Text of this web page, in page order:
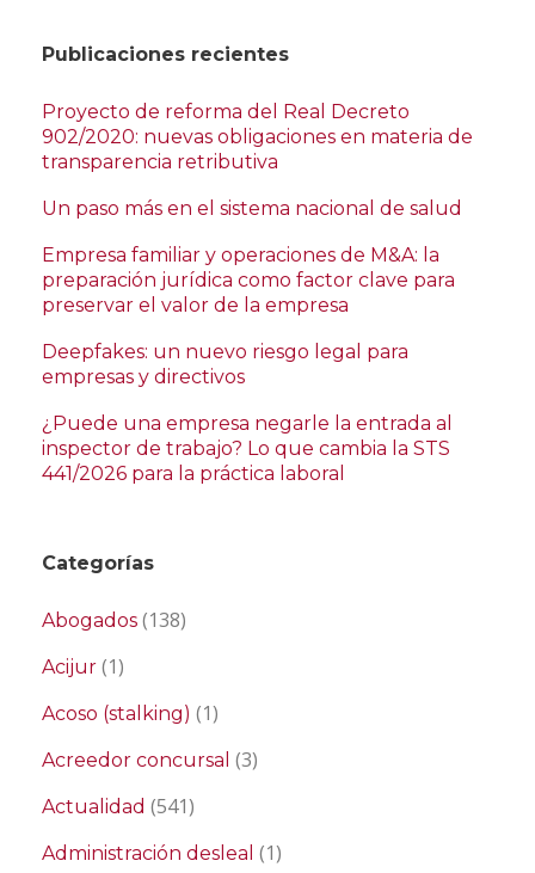
Publicaciones recientes
Proyecto de reforma del Real Decreto
902/2020: nuevas obligaciones en materia de
transparencia retributiva
Un paso más en el sistema nacional de salud
Empresa familiar y operaciones de M&A: la
preparación jurídica como factor clave para
preservar el valor de la empresa
Deepfakes: un nuevo riesgo legal para
empresas y directivos
¿Puede una empresa negarle la entrada al
inspector de trabajo? Lo que cambia la STS
441/2026 para la práctica laboral
Categorías
Abogados (138)
Acijur (1)
Acoso (stalking) (1)
Acreedor concursal (3)
Actualidad (541)
Administración desleal (1)